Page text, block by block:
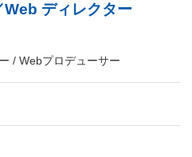
ディレクター
/ Webプロデューサー